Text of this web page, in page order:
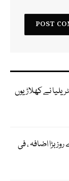
نے کھلاڑیوں
بڑا اضافہ ، فی